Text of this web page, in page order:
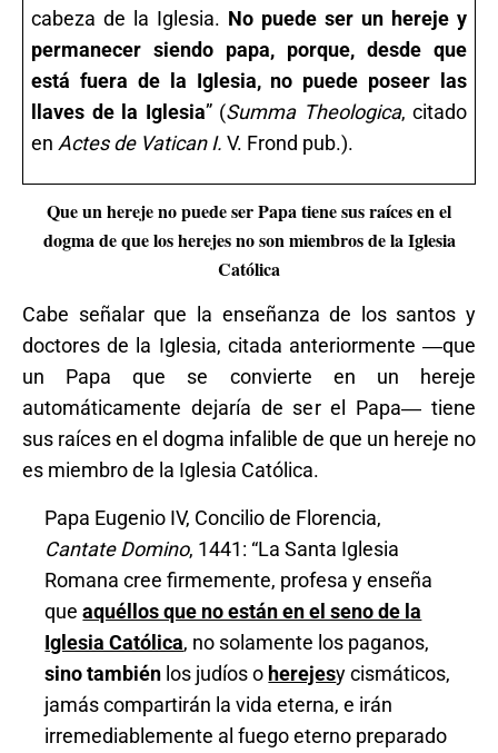
cabeza de la Iglesia. No puede ser un hereje y
permanecer siendo papa, porque, desde que
está fuera de la Iglesia, no puede poseer las
llaves de la Iglesia” (Summa Theologica, citado
en Actes de Vatican I. V. Frond pub.).
Que un hereje no puede ser Papa tiene sus raíces en el
dogma de que los herejes no son miembros de la Iglesia
Católica
Cabe señalar que la enseñanza de los santos y
doctores de la Iglesia, citada anteriormente ―que
un Papa que se convierte en un hereje
automáticamente dejaría de ser el Papa― tiene
sus raíces en el dogma infalible de que un hereje no
es miembro de la Iglesia Católica.
Papa Eugenio IV, Concilio de Florencia,
Cantate Domino, 1441: “La Santa Iglesia
Romana cree firmemente, profesa y enseña
queaquéllos que no están en el seno de la
Iglesia Católica, no solamente los paganos,
sino también los judíos o herejesy cismáticos,
jamás compartirán la vida eterna, e irán
irremediablemente al fuego eterno preparado